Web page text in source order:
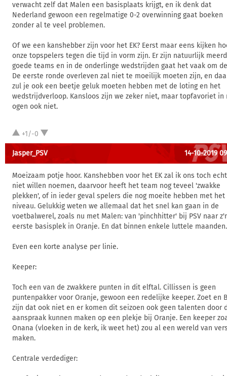
verwacht zelf dat Malen een basisplaats krijgt, en ik denk dat
Nederland gewoon een regelmatige 0-2 overwinning gaat boeken
zonder al te veel problemen.
Of we een kanshebber zijn voor het EK? Eerst maar eens kijken
onze topspelers tegen die tijd in vorm zijn. Er zijn natuurlijk
goede teams en in de onderlinge wedstrijden gaat het vaak om
De eerste ronde overleven zal niet te moeilijk moeten zijn, en
zul je ook een beetje geluk moeten hebben met de loting en het
wedstrijdverloop. Kansloos zijn we zeker niet, maar topfavoriet in
ogen ook niet.
+1/-0
Jasper_PSV 14-10-2019
Moeizaam potje hoor. Kanshebben voor het EK zal ik ons toch
niet willen noemen, daarvoor heeft het team nog teveel 'zwakke
plekken', of in ieder geval spelers die nog moeite hebben met het
niveau. Gelukkig weten we allemaal dat het snel kan gaan in de
voetbalwerel, zoals nu met Malen: van 'pinchhitter' bij PSV naar
eerste basisplek in Oranje. En dat binnen enkele luttele maanden.
Even een korte analyse per linie.
Keeper:
Toch een van de zwakkere punten in dit elftal. Cillissen is geen
puntenpakker voor Oranje, gewoon een redelijke keeper. Zoet en
zijn dat ook niet en er komen dit seizoen ook geen talenten door
aanspraak kunnen maken op een plekje bij Oranje. Een keeper
Onana (vloeken in de kerk, ik weet het) zou al een wereld van
maken.
Centrale verdediger: